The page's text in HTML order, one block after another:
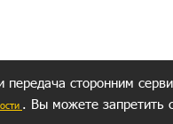
передача сторонним
. Вы можете запретить